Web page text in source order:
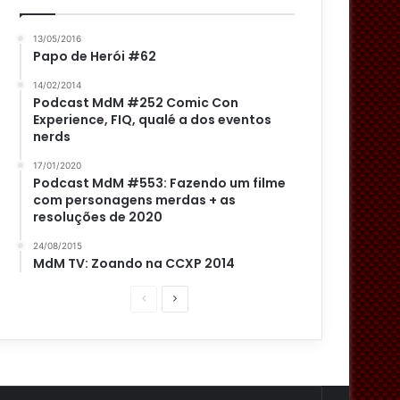
13/05/2016
Papo de Herói #62
14/02/2014
Podcast MdM #252 Comic Con
Experience, FIQ, qualé a dos eventos
nerds
17/01/2020
Podcast MdM #553: Fazendo um filme
com personagens merdas + as
resoluções de 2020
24/08/2015
MdM TV: Zoando na CCXP 2014